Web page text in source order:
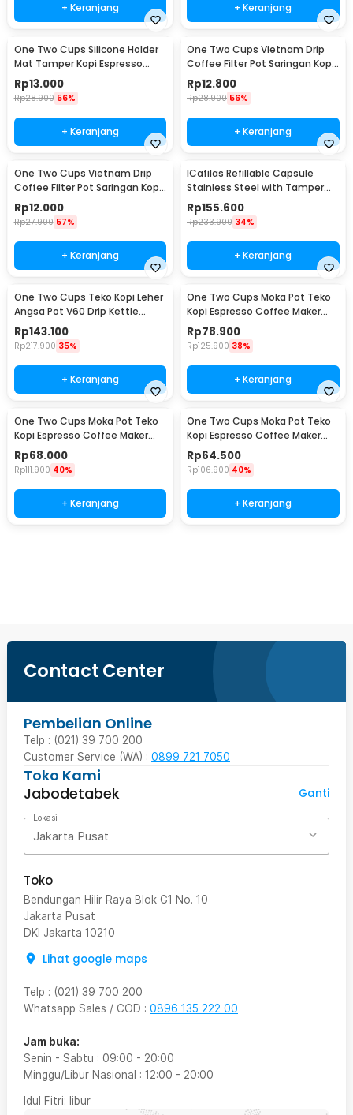
+ Keranjang + Keranjang
One Two Cups Silicone Holder
Mat Tamper Kopi Espresso
Barista - 0310
Rp13.000
Rp28.900 56%
+ Keranjang
One Two Cups Vietnam Drip
Coffee Filter Pot Saringan Kopi
124ml 7Q - LC1
Rp12.800
Rp28.900 56%
+ Keranjang
One Two Cups Vietnam Drip
Coffee Filter Pot Saringan Kopi
114ml 6Q - LC1
Rp12.000
Rp27.900 57%
+ Keranjang
ICafilas Refillable Capsule
Stainless Steel with Tamper
for Nespresso - F456
Rp155.600
Rp233.900 34%
+ Keranjang
One Two Cups Teko Kopi Leher
Angsa Pot V60 Drip Kettle
960ml - RF-15
Rp143.100
Rp217.900 35%
+ Keranjang
One Two Cups Moka Pot Teko
Kopi Espresso Coffee Maker
Stovetop 6 Cup 300ml - Z21
Rp78.900
Rp125.900 38%
+ Keranjang
One Two Cups Moka Pot Teko
Kopi Espresso Coffee Maker
Stovetop 4 Cup 200ml - Z21
Rp68.000
Rp111.900 40%
+ Keranjang
One Two Cups Moka Pot Teko
Kopi Espresso Coffee Maker
Stovetop 2 Cup 100ml - Z21
Rp64.500
Rp106.900 40%
+ Keranjang
Contact Center
Pembelian Online
Telp : (021) 39 700 200
Customer Service (WA) : 0899 721 7050
Toko Kami
Jabodetabek
Ganti
Lokasi
Jakarta Pusat
Toko
Bendungan Hilir Raya Blok G1 No. 10
Jakarta Pusat
DKI Jakarta 10210
Lihat google maps
Telp : (021) 39 700 200
Whatsapp Sales / COD : 0896 135 222 00
Jam buka:
Senin - Sabtu : 09:00 - 20:00
Minggu/Libur Nasional : 12:00 - 20:00
Idul Fitri: libur